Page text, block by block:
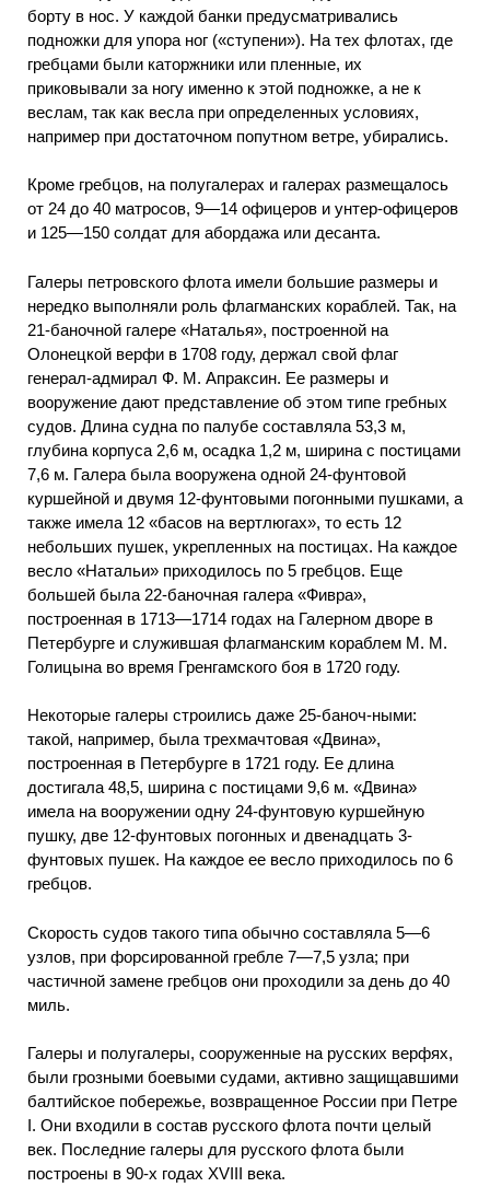
борту в нос. У каждой банки предусматривались
подножки для упора ног («ступени»). На тех флотах, где
гребцами были каторжники или пленные, их
приковывали за ногу именно к этой подножке, а не к
веслам, так как весла при определенных условиях,
например при достаточном попутном ветре, убирались.
Кроме гребцов, на полугалерах и галерах размещалось
от 24 до 40 матросов, 9—14 офицеров и унтер-офицеров
и 125—150 солдат для абордажа или десанта.
Галеры петровского флота имели большие размеры и
нередко выполняли роль флагманских кораблей. Так, на
21-баночной галере «Наталья», построенной на
Олонецкой верфи в 1708 году, держал свой флаг
генерал-адмирал Ф. М. Апраксин. Ее размеры и
вооружение дают представление об этом типе гребных
судов. Длина судна по палубе составляла 53,3 м,
глубина корпуса 2,6 м, осадка 1,2 м, ширина с постицами
7,6 м. Галера была вооружена одной 24-фунтовой
куршейной и двумя 12-фунтовыми погонными пушками, а
также имела 12 «басов на вертлюгах», то есть 12
небольших пушек, укрепленных на постицах. На каждое
весло «Натальи» приходилось по 5 гребцов. Еще
большей была 22-баночная галера «Фивра»,
построенная в 1713—1714 годах на Галерном дворе в
Петербурге и служившая флагманским кораблем М. М.
Голицына во время Гренгамского боя в 1720 году.
Некоторые галеры строились даже 25-баноч-ными:
такой, например, была трехмачтовая «Двина»,
построенная в Петербурге в 1721 году. Ее длина
достигала 48,5, ширина с постицами 9,6 м. «Двина»
имела на вооружении одну 24-фунтовую куршейную
пушку, две 12-фунтовых погонных и двенадцать 3-
фунтовых пушек. На каждое ее весло приходилось по 6
гребцов.
Скорость судов такого типа обычно составляла 5—6
узлов, при форсированной гребле 7—7,5 узла; при
частичной замене гребцов они проходили за день до 40
миль.
Галеры и полугалеры, сооруженные на русских верфях,
были грозными боевыми судами, активно защищавшими
балтийское побережье, возвращенное России при Петре
I. Они входили в состав русского флота почти целый
век. Последние галеры для русского флота были
построены в 90-х годах XVIII века.